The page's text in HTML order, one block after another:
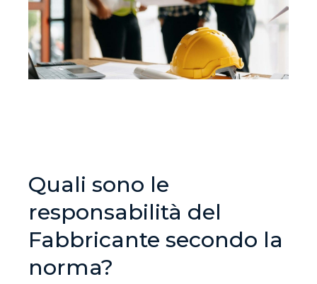
Quali sono le
responsabilità del
Fabbricante secondo la
norma?